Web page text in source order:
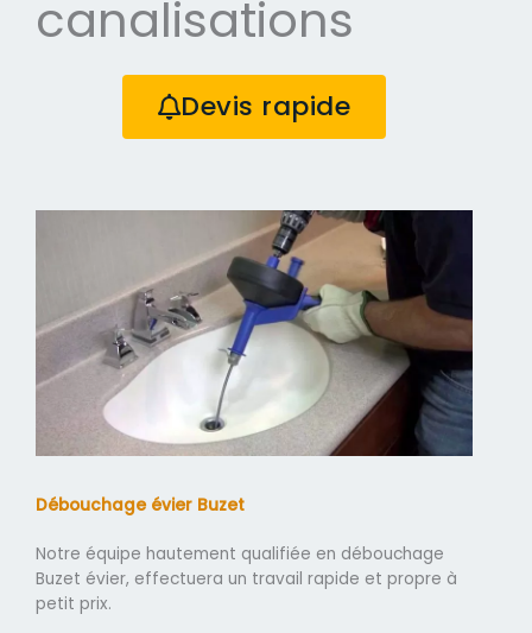
canalisations
Devis rapide
Débouchage évier Buzet
Notre équipe hautement qualifiée en débouchage
Buzet évier, effectuera un travail rapide et propre à
petit prix.